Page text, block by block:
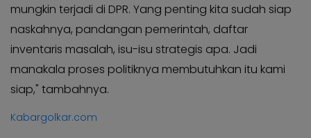
mungkin terjadi di DPR. Yang penting kita sudah siap
naskahnya, pandangan pemerintah, daftar
inventaris masalah, isu-isu strategis apa. Jadi
manakala proses politiknya membutuhkan itu kami
siap," tambahnya.
Kabargolkar.com